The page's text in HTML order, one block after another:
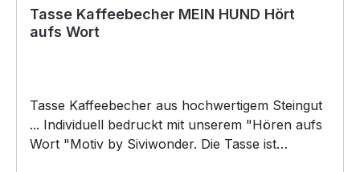
Tasse Kaffeebecher MEIN HUND Hört
aufs Wort
Tasse Kaffeebecher aus hochwertigem Steingut
... Individuell bedruckt mit unserem "Hören aufs
Wort "Motiv by Siviwonder. Die Tasse ist